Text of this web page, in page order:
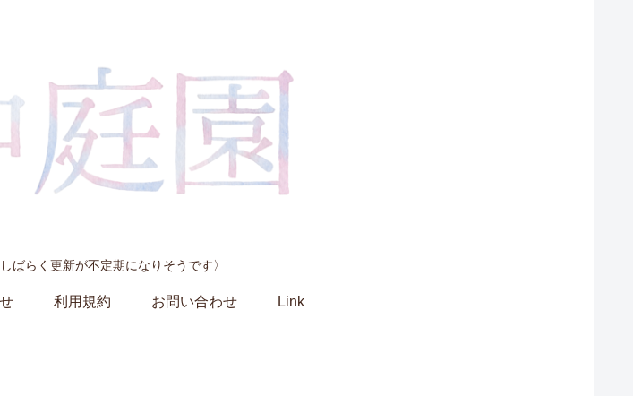
ばらく更新が不定期になりそうです〉
利用規約 お問い合わせ Link